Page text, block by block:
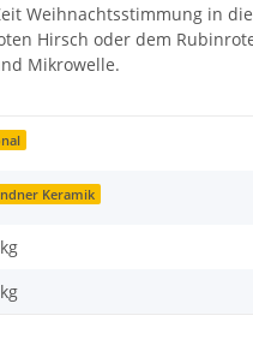
Weihnachtsstimmung in
Hirsch oder dem
Mikrowelle.
Keramik
kg